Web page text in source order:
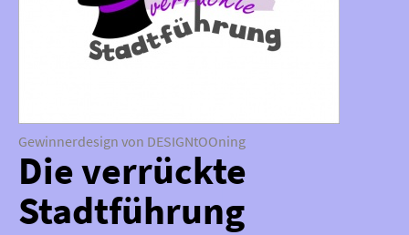
Gewinnerdesign von DESIGNtOOning
Die verrückte
Stadtführung